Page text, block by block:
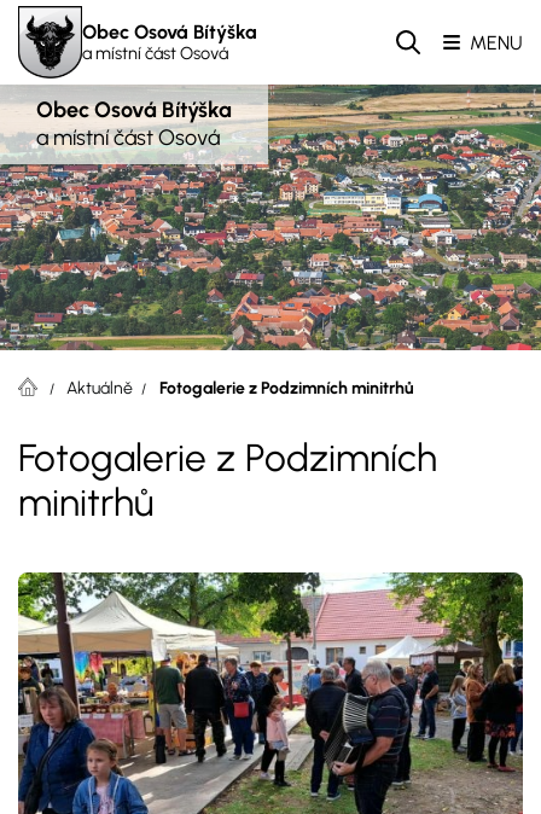
Obec Osová Bítýška
a místní část Osová MENU
Obec Osová Bítýška
a místní část Osová
Aktuálně Fotogalerie z Podzimních minitrhů
Fotogalerie z Podzimních
minitrhů